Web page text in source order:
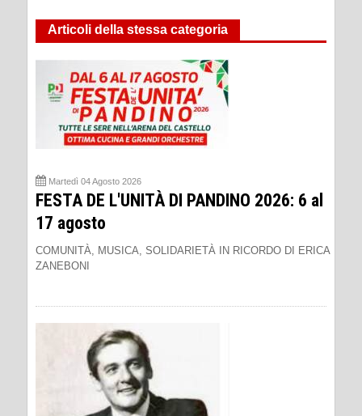
Articoli della stessa categoria
Martedì 04 Agosto 2026
FESTA DE L'UNITÀ DI PANDINO 2026: 6 al
17 agosto
COMUNITÀ, MUSICA, SOLIDARIETÀ IN RICORDO DI ERICA
ZANEBONI